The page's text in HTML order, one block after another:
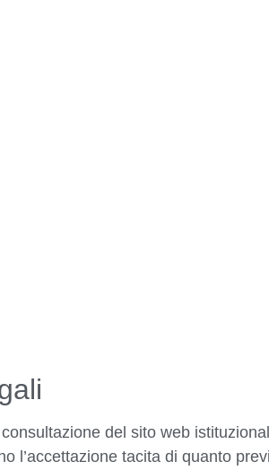
consultazione del sito web
l’accettazione tacita di quanto